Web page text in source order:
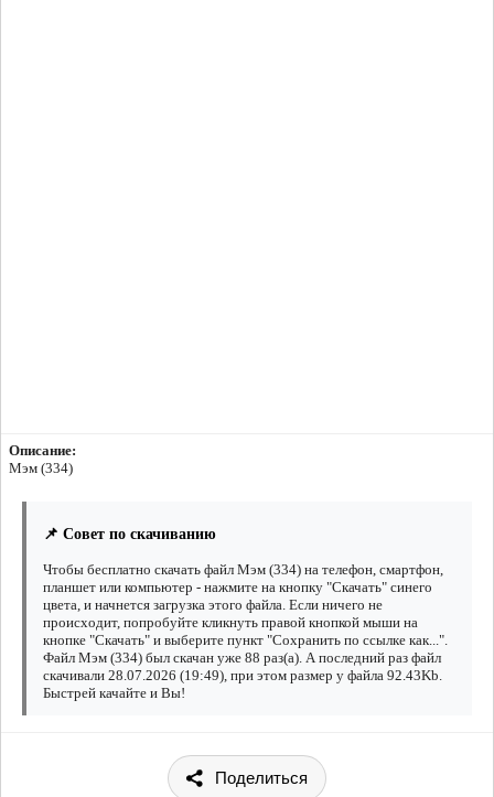
Описание:
Мэм (334)
📌 Совет по скачиванию
Чтобы бесплатно скачать файл Мэм (334) на телефон, смартфон,
планшет или компьютер - нажмите на кнопку "Скачать" синего
цвета, и начнется загрузка этого файла. Если ничего не
происходит, попробуйте кликнуть правой кнопкой мыши на
кнопке "Скачать" и выберите пункт "Сохранить по ссылке как...".
Файл Мэм (334) был скачан уже 88 раз(а). А последний раз файл
скачивали 28.07.2026 (19:49), при этом размер у файла 92.43Kb.
Быстрей качайте и Вы!
Поделиться